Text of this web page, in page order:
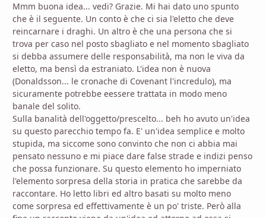
Mmm buona idea... vedi? Grazie. Mi hai dato uno spunto
che è il seguente. Un conto è che ci sia l'eletto che deve
reincarnare i draghi. Un altro è che una persona che si
trova per caso nel posto sbagliato e nel momento sbagliato
si debba assumere delle responsabilità, ma non le viva da
eletto, ma bensì da estraniato. L'idea non è nuova
(Donaldsson... le cronache di Covenant l'incredulo), ma
sicuramente potrebbe eessere trattata in modo meno
banale del solito.
Sulla banalità dell'oggetto/prescelto... beh ho avuto un'idea
su questo parecchio tempo fa. E' un'idea semplice e molto
stupida, ma siccome sono convinto che non ci abbia mai
pensato nessuno e mi piace dare false strade e indizi penso
che possa funzionare. Su questo elemento ho imperniato
l'elemento sorpresa della storia in pratica che sarebbe da
raccontare. Ho letto libri ed altro basati su molto meno
come sorpresa ed effettivamente è un po' triste. Però alla